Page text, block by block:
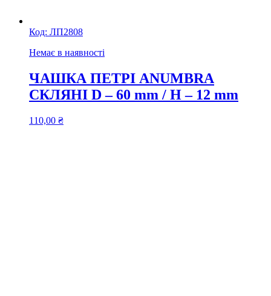
Код: ЛП2808
Немає в наявності
ЧАШКА ПЕТРІ ANUMBRA
СКЛЯНІ D – 60 mm / H – 12 mm
110,00 ₴